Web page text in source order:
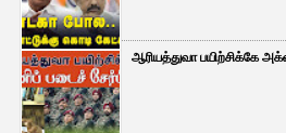
ஆரியத்துவா பயிற்சிக்கே